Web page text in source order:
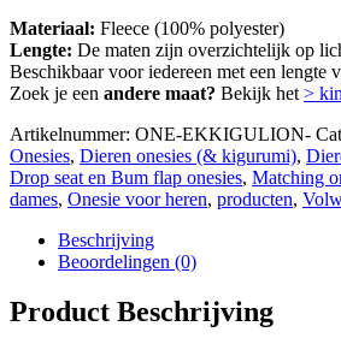
Materiaal: Fleece (100% polyester)
Lengte: De maten zijn overzichtelijk op
Beschikbaar voor iedereen met een lengte
Zoek je een andere maat? Bekijk het >
Artikelnummer: ONE-EKKIGULION-
Onesies, Dieren onesies (& kigurumi),
Drop seat en Bum flap onesies, Matching
dames, Onesie voor heren, producten,
Beschrijving
Beoordelingen (0)
Product Beschrijving